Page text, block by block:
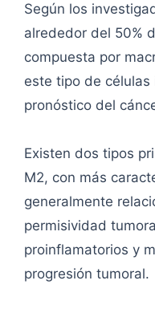
Según los
alrededor del 50%
compuesta por
este tipo de
pronóstico del
Existen dos tipos
M2, con más
generalmente
permisividad
proinflamatorios y
progresión tumoral.